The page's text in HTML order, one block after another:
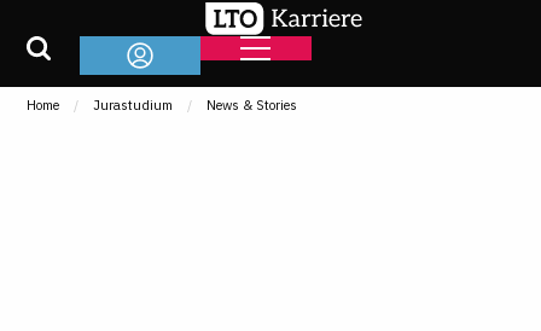
Home Jurastudium News & Stories